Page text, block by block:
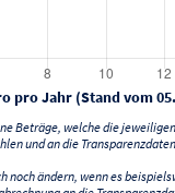
pro Jahr (Stand vom
Beträge, welche die
und an die
noch ändern, wenn es